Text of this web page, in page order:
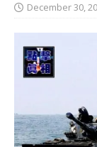
December 30,